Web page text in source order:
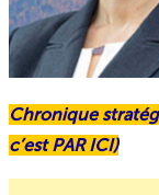
Chronique
c’estPAR ICI)